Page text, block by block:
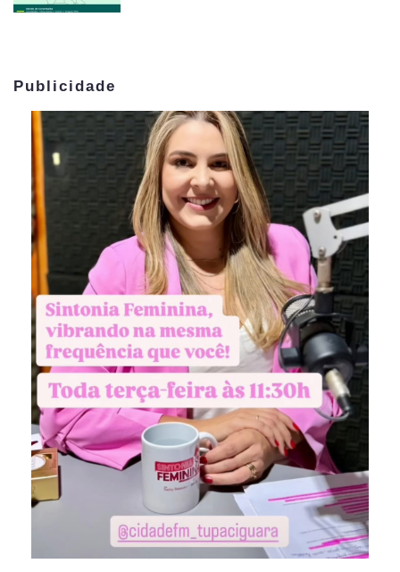
Publicidade